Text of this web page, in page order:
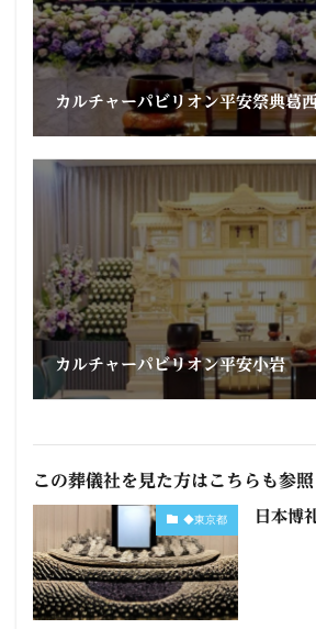
カルチャーパビリオン平安祭典葛
カルチャーパビリオン平安小岩
この葬儀社を見た方はこちらも参
◆東京都 日本博